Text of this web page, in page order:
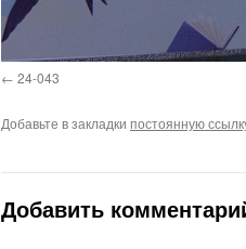
24-043
Добавьте в закладки постоянную
Добавить